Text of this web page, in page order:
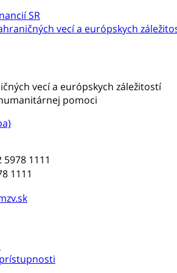
SR
vecí a európskych
vecí a európskych záležitostí
pomoci
5978 1111
1111